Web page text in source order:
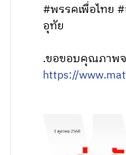
#พรรคเพื่อไทย
อุทัย
.ขอขอบคุณภาพ
https://